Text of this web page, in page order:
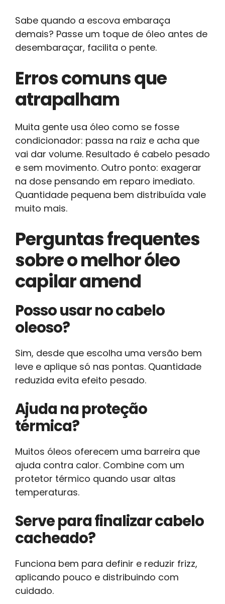
Sabe quando a escova embaraça
demais? Passe um toque de óleo antes de
desembaraçar, facilita o pente.
Erros comuns que
atrapalham
Muita gente usa óleo como se fosse
condicionador: passa na raiz e acha que
vai dar volume. Resultado é cabelo pesado
e sem movimento. Outro ponto: exagerar
na dose pensando em reparo imediato.
Quantidade pequena bem distribuída vale
muito mais.
Perguntas frequentes
sobre o melhor óleo
capilar amend
Posso usar no cabelo
oleoso?
Sim, desde que escolha uma versão bem
leve e aplique só nas pontas. Quantidade
reduzida evita efeito pesado.
Ajuda na proteção
térmica?
Muitos óleos oferecem uma barreira que
ajuda contra calor. Combine com um
protetor térmico quando usar altas
temperaturas.
Serve para finalizar cabelo
cacheado?
Funciona bem para definir e reduzir frizz,
aplicando pouco e distribuindo com
cuidado.